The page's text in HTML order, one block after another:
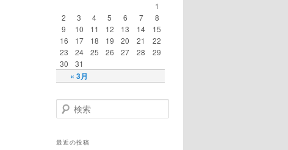
« 3月
1
2
3 4 5 6 7
8
9
10 11 12 13 14
15
16
17 18 19 20 21
22
23
24 25 26 27 28
29
30
31
検索
最近の投稿